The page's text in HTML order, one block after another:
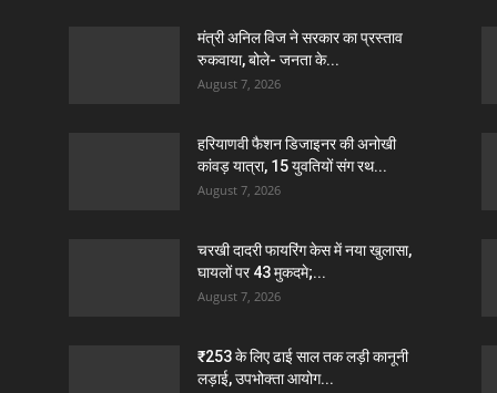
मंत्री अनिल विज ने सरकार का प्रस्ताव
रुकवाया, बोले- जनता के...
August 7, 2026
हरियाणवी फैशन डिजाइनर की अनोखी
कांवड़ यात्रा, 15 युवतियों संग रथ...
August 7, 2026
चरखी दादरी फायरिंग केस में नया खुलासा,
घायलों पर 43 मुकदमे;...
August 7, 2026
₹253 के लिए ढाई साल तक लड़ी कानूनी
लड़ाई, उपभोक्ता आयोग...